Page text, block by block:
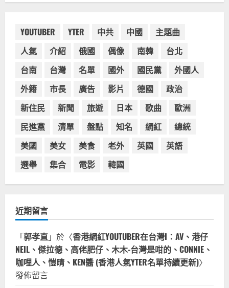
方影片！日出茶太CHATIME澳洲限定
2023-08-03
4
波蘭人愛喝珍奶！珍珠奶茶店在波蘭
受歡迎，波霸奶茶門市顧客大排長
龍，網紅宣傳華沙珍奶店人潮多
2023-07-15
台灣餐飲在全球
美國人愛鼎泰豐小籠包！美國人吃鼎
泰豐受歡迎台灣米其林餐廳！加州賭
城西雅圖分店排隊人潮影片盤點
分
YOUTUBER YTER 中共 中國
主題曲
人氣
介紹 俄國 偶像 南韓
台北
台南
台灣 名單 國外 國民黨
外國人
外籍
市長 廣告 影片 德國
政治
新住民
新聞 旅遊 日本 歌曲
歐洲
民進黨
清單 盤點 知名 網紅
總統
美國
美女 美食 老外 英國
英語
選舉
集合 電影 韓國
近期留言
「郭孝直」於〈香港網紅YOUTUBER在台灣I：AV、港仔
NEIL、傑拉德、高佬肥仔、木木-台灣是咁的、CONNIE、
咖哩人、愷晴、KEN醬 (香港人氣YTER名單持續更新)〉
發佈留言